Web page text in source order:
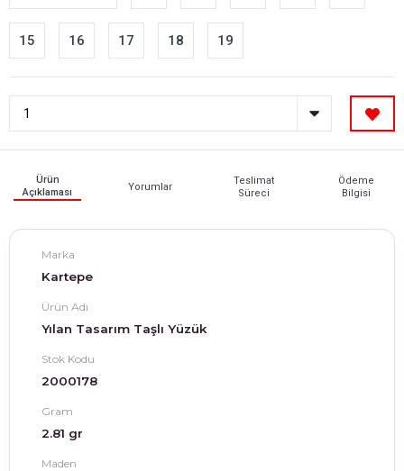
15 16 17 18 19
Ürün
Açıklaması
Yorumlar
Teslimat
Süreci
Ödeme
Bilgisi
Marka
Kartepe
Ürün Adı
Yılan Tasarım Taşlı Yüzük
Stok Kodu
2000178
Gram
2.81 gr
Maden